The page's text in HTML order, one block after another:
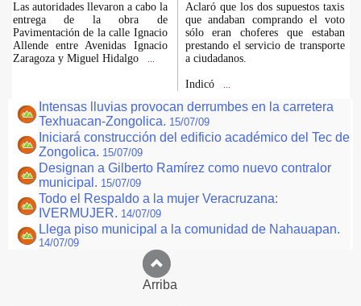
Las autoridades llevaron a cabo la
entrega de la obra de
Pavimentación de la calle Ignacio
Allende entre Avenidas Ignacio
Zaragoza y Miguel Hidalgo
Aclaró que los dos supuestos taxis
que andaban comprando el voto
sólo eran choferes que estaban
prestando el servicio de transporte
a ciudadanos.
Indicó
Intensas lluvias provocan derrumbes en la carretera
Texhuacan-Zongolica. 15/07/09
Iniciará construcción del edificio académico del Tec de
Zongolica. 15/07/09
Designan a Gilberto Ramírez como nuevo contralor
municipal. 15/07/09
Todo el Respaldo a la mujer Veracruzana:
IVERMUJER. 14/07/09
Llega piso municipal a la comunidad de Nahauapan.
14/07/09
Arriba